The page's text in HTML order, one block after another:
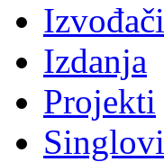
Izvođači
Izdanja
Projekti
Singlovi